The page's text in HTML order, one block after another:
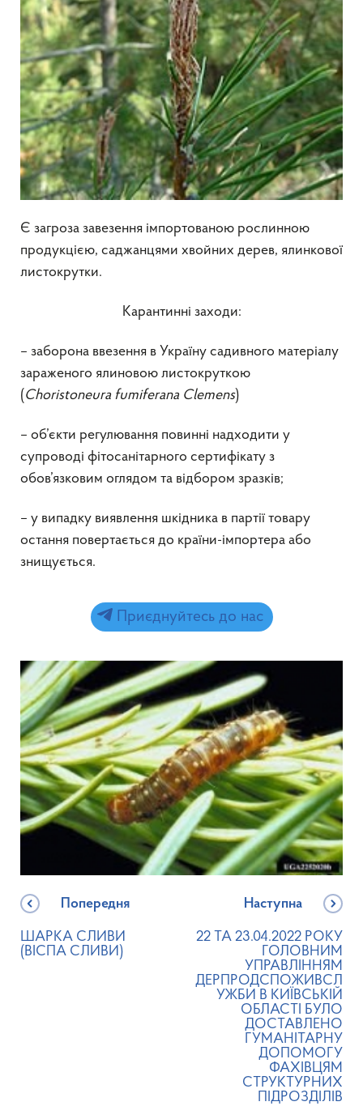
Є загроза завезення імпортованою рослинною
продукцією, саджанцями хвойних дерев, ялинкової
листокрутки.
Карантинні заходи:
– заборона ввезення в Україну садивного матеріалу
зараженого ялиновою листокруткою
( Choristoneura fumiferana Clemens)
– об’єкти регулювання повинні надходити у
супроводі фітосанітарного сертифікату з
обов’язковим оглядом та відбором зразків;
– у випадку виявлення шкідника в партії товару
остання повертається до країни-імпортера або
знищується.
Приєднуйтесь до нас
Попередня
ШАРКА СЛИВИ
(ВІСПА СЛИВИ)
Наступна
22 ТА 23.04.2022 РОКУ
ГОЛОВНИМ
УПРАВЛІННЯМ
ДЕРПРОДСПОЖИВСЛ
УЖБИ В КИЇВСЬКІЙ
ОБЛАСТІ БУЛО
ДОСТАВЛЕНО
ГУМАНІТАРНУ
ДОПОМОГУ
ФАХІВЦЯМ
СТРУКТУРНИХ
ПІДРОЗДІЛІВ